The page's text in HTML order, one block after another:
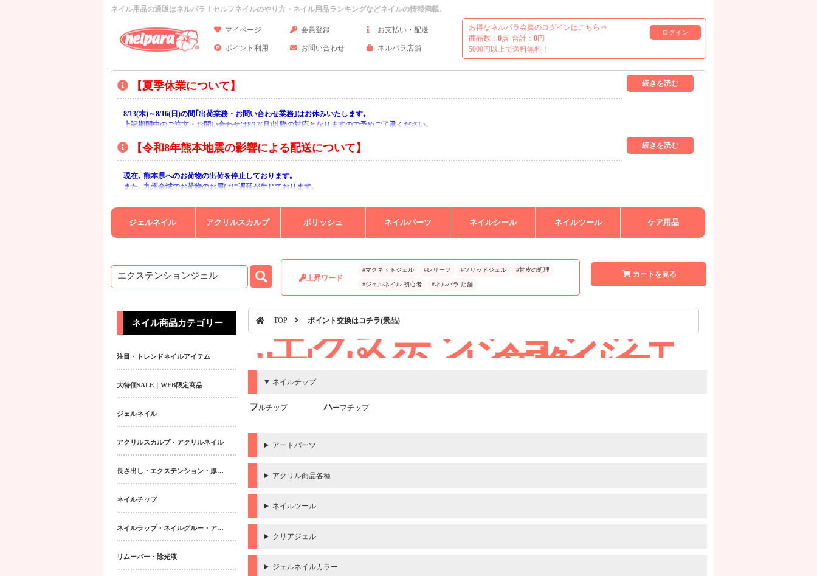
ネイル用品の通販はネルパラ！セルフネイルのやり方・ネイル用品ランキングなどネイルの情報満載。
マイページ 会員登録 お支払い・配送
ポイント利用 お問い合わせ ネルパラ店舗
お得なネルパラ会員のログインはこちら⇒
ログイン
商品数： 0点 合計： 0円
5000円以上で送料無料！
【夏季休業について】
8/13(木)～8/16(日)の間｢出荷業務・お問い合わせ業務｣はお休みいたします｡
上記期間中のご注文・お問い合わせは8/17(月)以降の対応となりますので予めご了承ください｡
【令和8年熊本地震の影響による配送について】
現在､ 熊本県へのお荷物の出荷を停止しております｡
また､ 九州全域でお荷物のお届けに遅延が生じております｡
ご不便をおかけいたしますが､ 何卒ご理解賜りますようお願い申し上げます｡
ジェルネイル アクリルスカルプ ポリッシュ ネイルパーツ ネイルシール ネイルツール ケア用品
上昇ワード
#マグネットジェル #レリーフ #ソリッドジェル #甘皮の処理
#ジェルネイル 初心者 #ネルパラ 店舗
カートを見る
ネイル商品カテゴリー
注目・トレンドネイルアイテム
大特価SALE｜WEB限定商品
ジェルネイル
アクリルスカルプ・アクリルネイル
長さ出し・エクステンション・厚み出しアイテム
ネイルチップ
ネイルラップ・ネイルグルー・アクティベーター・フィラー
リムーバー・除光液
TOP ポイント交換はコチラ(景品)
エクステンションジェ
ル｜ポイント交換はコ
チラ(景品)
ネイルチップ
フルチップ ハーフチップ
アートパーツ
アクリル商品各種
ネイルツール
クリアジェル
ジェルネイルカラー